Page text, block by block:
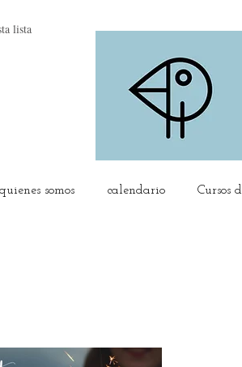
quienes somos calendario Cursos
lista